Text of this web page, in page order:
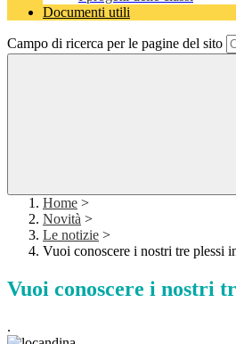
Documenti utili
Campo di ricerca per le pagine del sito
Home >
Novità >
Le notizie >
Vuoi conoscere i nostri tre plessi
Vuoi conoscere i nostri
.